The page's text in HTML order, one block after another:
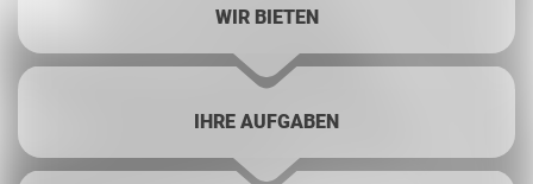
WIR BIETEN
IHRE AUFGABEN